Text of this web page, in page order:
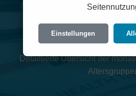
Sanitas
Detaillierte Übersicht der
Einstellungen